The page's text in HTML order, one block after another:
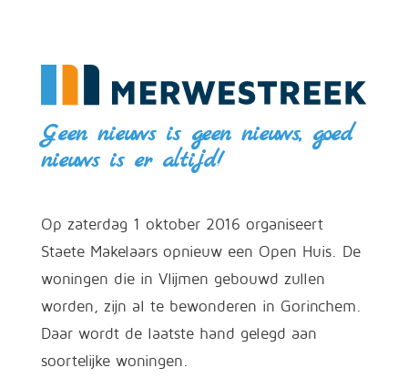
Geen nieuws is geen nieuws, goed
nieuws is er altijd!
Op zaterdag 1 oktober 2016 organiseert
Staete Makelaars opnieuw een Open Huis. De
woningen die in Vlijmen gebouwd zullen
worden, zijn al te bewonderen in Gorinchem.
Daar wordt de laatste hand gelegd aan
soortelijke woningen.